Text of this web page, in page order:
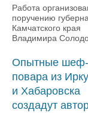
Работа
поручению
Камчатского края
Владимира
Опытные шеф-
повара из
и Хабаровска
создадут